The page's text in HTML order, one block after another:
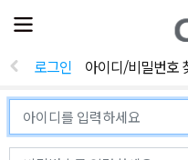
전
체
뉴
열
로그인 아이디/비밀번호